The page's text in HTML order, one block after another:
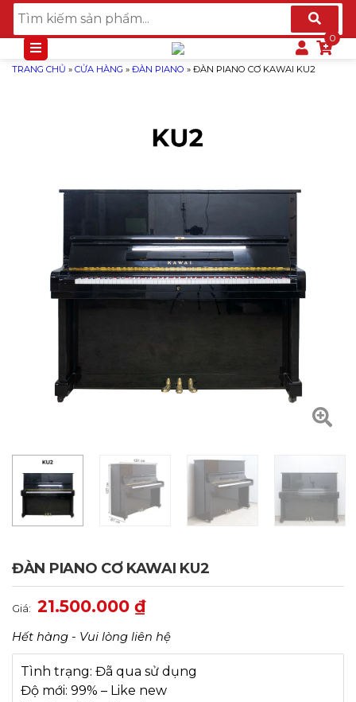
TRANG CHỦ » CỬA HÀNG » ĐÀN PIANO » ĐÀN PIANO CƠ KAWAI KU2
ĐÀN PIANO CƠ KAWAI KU2
Giá: 21.500.000 ₫
Hết hàng - Vui lòng liên hệ
Tình trạng: Đã qua sử dụng
Độ mới: 99% – Like new